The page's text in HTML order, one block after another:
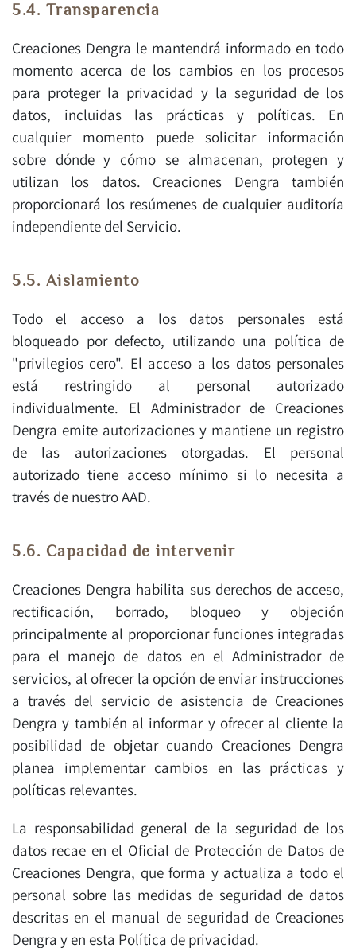
5.4. Transparencia
Creaciones Dengra le mantendrá informado en todo
momento acerca de los cambios en los procesos
para proteger la privacidad y la seguridad de los
datos, incluidas las prácticas y políticas. En
cualquier momento puede solicitar información
sobre dónde y cómo se almacenan, protegen y
utilizan los datos. Creaciones Dengra también
proporcionará los resúmenes de cualquier auditoría
independiente del Servicio.
5.5. Aislamiento
Todo el acceso a los datos personales está
bloqueado por defecto, utilizando una política de
"privilegios cero". El acceso a los datos personales
está restringido al personal autorizado
individualmente. El Administrador de Creaciones
Dengra emite autorizaciones y mantiene un registro
de las autorizaciones otorgadas. El personal
autorizado tiene acceso mínimo si lo necesita a
través de nuestro AAD.
5.6. Capacidad de intervenir
Creaciones Dengra habilita sus derechos de acceso,
rectificación, borrado, bloqueo y objeción
principalmente al proporcionar funciones integradas
para el manejo de datos en el Administrador de
servicios, al ofrecer la opción de enviar instrucciones
a través del servicio de asistencia de Creaciones
Dengra y también al informar y ofrecer al cliente la
posibilidad de objetar cuando Creaciones Dengra
planea implementar cambios en las prácticas y
políticas relevantes.
La responsabilidad general de la seguridad de los
datos recae en el Oficial de Protección de Datos de
Creaciones Dengra, que forma y actualiza a todo el
personal sobre las medidas de seguridad de datos
descritas en el manual de seguridad de Creaciones
Dengra y en esta Política de privacidad.